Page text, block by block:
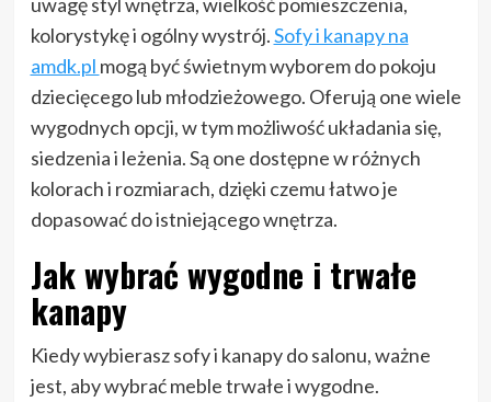
kolorystykę i ogólny wystrój.Sofy i kanapy na
amdk.pl mogą być świetnym wyborem do pokoju
dziecięcego lub młodzieżowego. Oferują one wiele
wygodnych opcji, w tym możliwość układania się,
siedzenia i leżenia. Są one dostępne w różnych
kolorach i rozmiarach, dzięki czemu łatwo je
dopasować do istniejącego wnętrza.
Jak wybrać wygodne i trwałe
kanapy
Kiedy wybierasz sofy i kanapy do salonu, ważne
jest, aby wybrać meble trwałe i wygodne.